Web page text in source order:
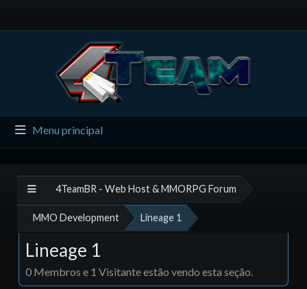
Menu principal
4TeamBR - Web Host & MMORPG Forum
MMO Development Lineage 1
Lineage 1
0 Membros e 1 Visitante estão vendo esta seção.